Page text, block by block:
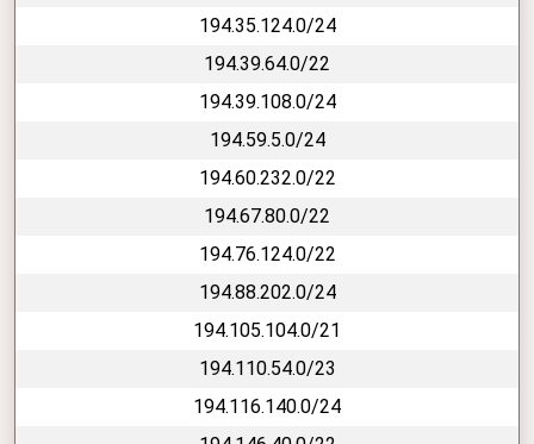
194.35.124.0/24
194.39.64.0/22
194.39.108.0/24
194.59.5.0/24
194.60.232.0/22
194.67.80.0/22
194.76.124.0/22
194.88.202.0/24
194.105.104.0/21
194.110.54.0/23
194.116.140.0/24